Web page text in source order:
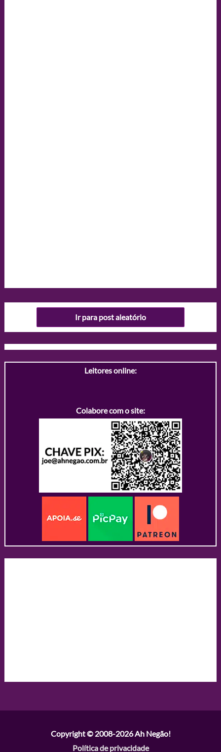
Ir para post aleatório
Leitores online:
Colabore com o site:
Copyright © 2008-2026Ah Negão!
Política de privacidade